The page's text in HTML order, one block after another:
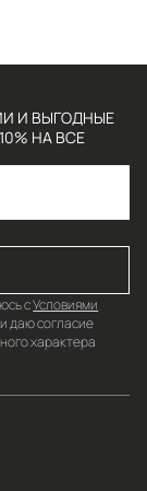
И ВЫГОДНЫЕ
НА ВСЕ
сУсловиями
даю согласие
характера